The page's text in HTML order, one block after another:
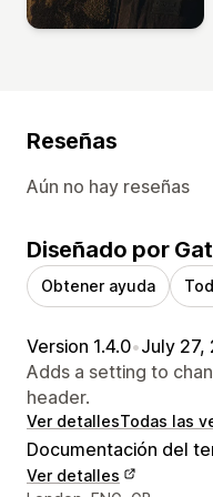
Reseñas
Aún no hay reseñas
Diseñado por
Obtener ayuda
Version 1.4.0•July 27,
Adds a setting to
header.
Ver detallesTodas las
Documentación del
Ver detalles